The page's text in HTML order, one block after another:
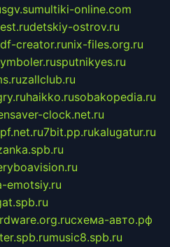
sgv.sumultiki-online.com
detskiy-ostrov.ru
creator.runix-files.org.ru
sputnikyes.ru
zallclub.ru
haikko.rusobakopedia.ru
clock.net.ru
7bit.pp.rukalugatur.ru
emotsiy.ru
схема-авто.рф
music8.spb.ru